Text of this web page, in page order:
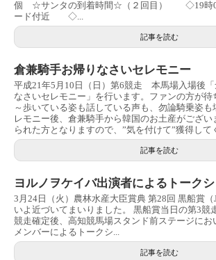
個 ☆サンタの到着時間☆（２回目） ◇19時
ード付近 ◇...
記事を読む
倉兼騎手お帰りなさいセレモニー
平成21年5月10日（日）第6競走 本馬場入場後「
なさいセレモニー」を行います。ファンの方が待
～歩いている姿も話している声も、勿論騎乗姿
レモニー後、倉兼騎手から韓国のお土産がござい
られた方となりますので、”気を付けて”獲得して
記事を読む
ヨルノヲケイバ出演者によるトーク
3月24日（火）農林水産大臣賞典 第28回 黒船賞
いよ近づいてまいりました。 黒船賞当日の第3競
競走確定後、高知競馬場スタンド前ステージに
メンバーによるトークシ...
記事を読む